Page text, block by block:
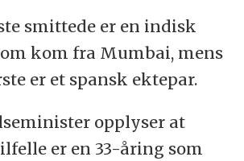
smittede er en indisk
kom fra Mumbai, mens
er et spansk ektepar.
opplyser at
er en 33-åring som